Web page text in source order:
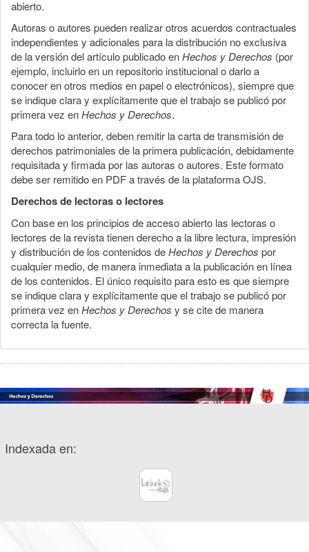
abierto.
Autoras o autores pueden realizar otros acuerdos contractuales
independientes y adicionales para la distribución no exclusiva
de la versión del artículo publicado enHechos y Derechos (por
ejemplo, incluirlo en un repositorio institucional o darlo a
conocer en otros medios en papel o electrónicos), siempre que
se indique clara y explícitamente que el trabajo se publicó por
primera vez enHechos y Derechos.
Para todo lo anterior, deben remitir la carta de transmisión de
derechos patrimoniales de la primera publicación, debidamente
requisitada y firmada por las autoras o autores. Este formato
debe ser remitido en PDF a través de la plataforma OJS.
Derechos de lectoras o lectores
Con base en los principios de acceso abierto las lectoras o
lectores de la revista tienen derecho a la libre lectura, impresión
y distribución de los contenidos deHechos y Derechos por
cualquier medio, de manera inmediata a la publicación en línea
de los contenidos. El único requisito para esto es que siempre
se indique clara y explícitamente que el trabajo se publicó por
primera vez enHechos y Derechos y se cite de manera
correcta la fuente.
Indexada en: